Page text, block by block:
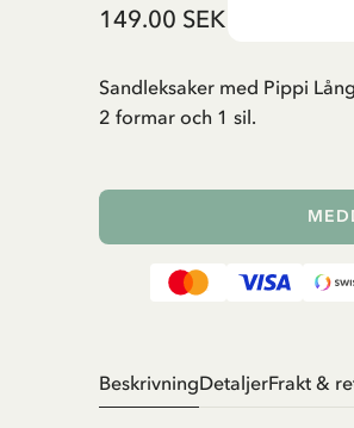
149.00 SEK
Sandleksaker med Pippi
2 formar och 1 sil.
BeskrivningDetaljerFrakt &